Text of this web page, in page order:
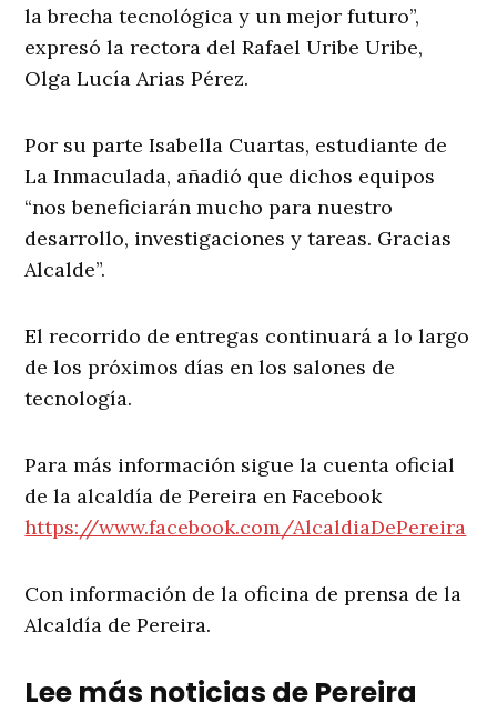
la brecha tecnológica y un mejor futuro”,
expresó la rectora del Rafael Uribe Uribe,
Olga Lucía Arias Pérez.
Por su parte Isabella Cuartas, estudiante de
La Inmaculada, añadió que dichos equipos
“nos beneficiarán mucho para nuestro
desarrollo, investigaciones y tareas. Gracias
Alcalde”.
El recorrido de entregas continuará a lo largo
de los próximos días en los salones de
tecnología.
Para más información sigue la cuenta oficial
de la alcaldía de Pereira en Facebook
https://www.facebook.com/AlcaldiaDePereira
Con información de la oficina de prensa de la
Alcaldía de Pereira.
Lee más noticias de Pereira